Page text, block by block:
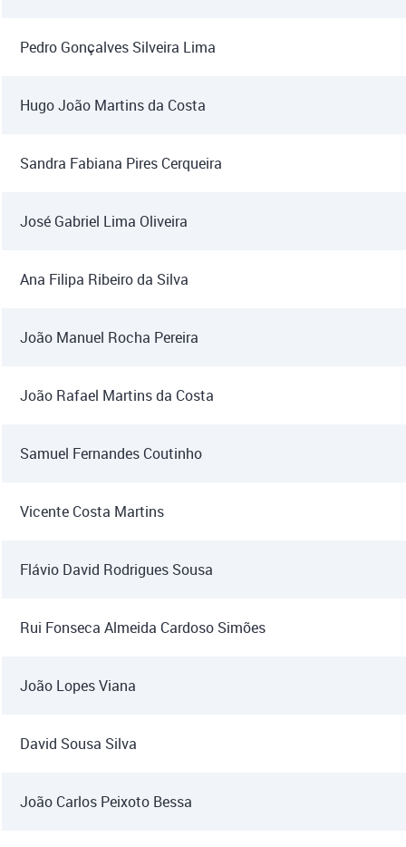
Pedro Gonçalves Silveira Lima
Hugo João Martins da Costa
Sandra Fabiana Pires Cerqueira
José Gabriel Lima Oliveira
Ana Filipa Ribeiro da Silva
João Manuel Rocha Pereira
João Rafael Martins da Costa
Samuel Fernandes Coutinho
Vicente Costa Martins
Flávio David Rodrigues Sousa
Rui Fonseca Almeida Cardoso Simões
João Lopes Viana
David Sousa Silva
João Carlos Peixoto Bessa